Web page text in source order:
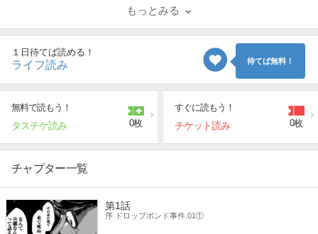
復讐のために犯人を探し続けている。
茉莉の犯罪は、市長である茉莉の父親、
市の組織によって隠蔽され続けているからだ…。
今、新たに茉莉が3人を殺し、
百瀬は刑事として捜査をすることになる。
それは、復讐・快楽・謎が絡み合う「愛」の物語の始まりだ
った。
豊かな水資源と設備を有する不老長寿の街「新良水（あら
み）市」で、
様々な人の恨みや悲しみが入り乱れていく。
もっとみる
１日待てば読める！
ライフ読み 待てば無料！
無料で読もう！
タスチケ読み 0枚
すぐに読もう！
チケット読み 0枚
チャプター一覧
第1話
序 ドロップポンド事件.01①